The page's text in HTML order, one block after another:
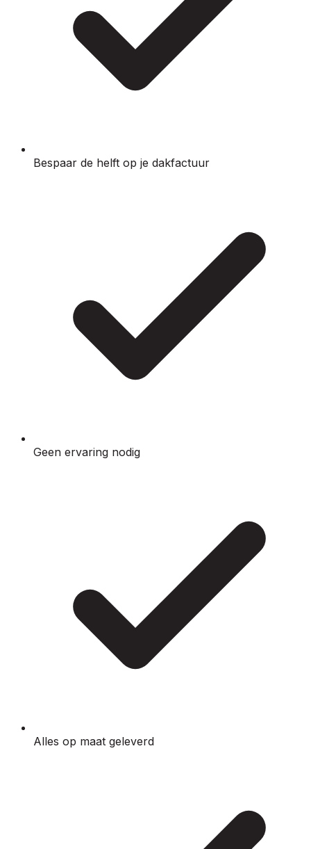
Bespaar de helft op je dakfactuur
Geen ervaring nodig
Alles op maat geleverd